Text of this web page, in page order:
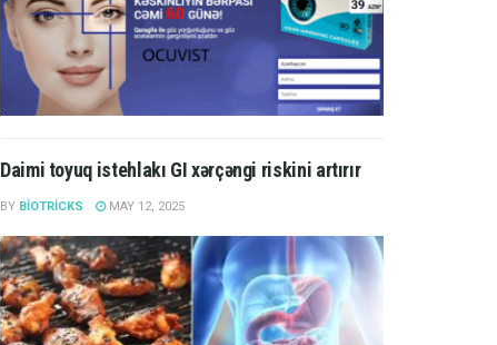
Daimi toyuq istehlakı GI xərçəngi riskini artırır
BY BIOTRICKS MAY 12, 2025